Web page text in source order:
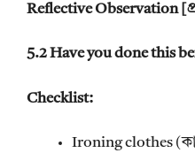
Reflective Observation
5.2 Have you done this
Checklist:
Ironing clothes